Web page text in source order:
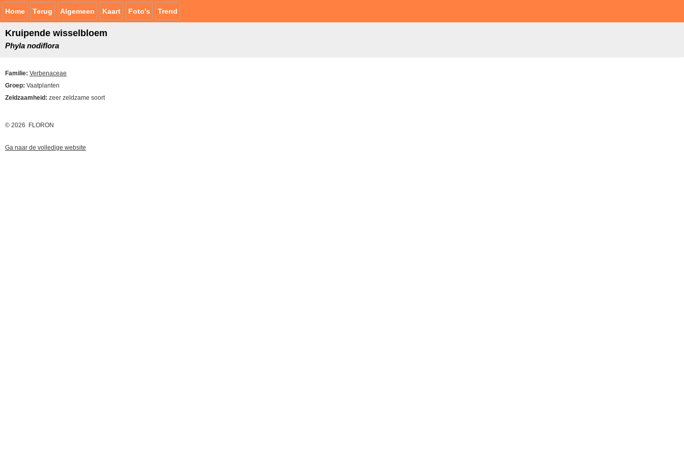
Home Terug Algemeen Kaart Foto's Trend
Kruipende wisselbloem
Phyla nodiflora
Familie: Verbenaceae
Groep: Vaatplanten
Zeldzaamheid: zeer zeldzame soort
© 2026 FLORON
Ga naar de volledige website